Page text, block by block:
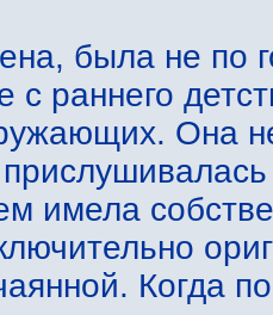
была не по
с раннего
Она
имела
Когда